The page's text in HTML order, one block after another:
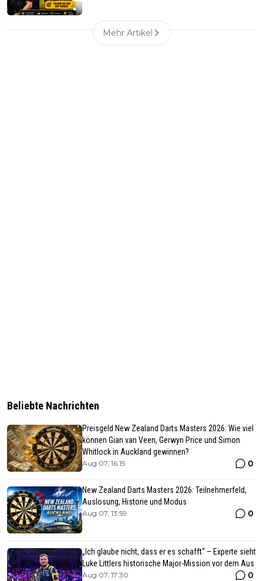
Mehr Artikel
Beliebte Nachrichten
Preisgeld New Zealand Darts Masters 2026: Wie viel
können Gian van Veen, Gerwyn Price und Simon
Whitlock in Auckland gewinnen?
Aug 07, 16:15 0
New Zealand Darts Masters 2026: Teilnehmerfeld,
Auslosung, Historie und Modus
Aug 07, 13:59 0
„Ich glaube nicht, dass er es schafft“ – Experte sieht
Luke Littlers historische Major-Mission vor dem Aus
Aug 07, 17:30 0